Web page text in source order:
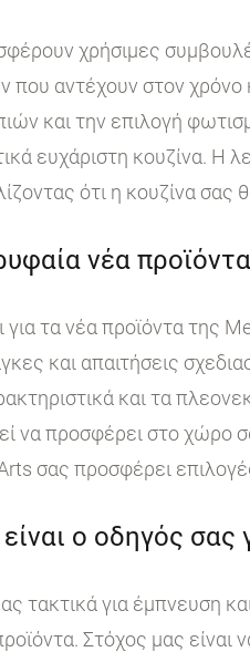
χρήσιμες
που αντέχουν στον χρόνο
και την επιλογή
ευχάριστη κουζίνα. Η
ότι η κουζίνα σας
νέα
τα νέα προϊόντα της
και απαιτήσεις
και τα
να προσφέρει στο χώρο
σας προσφέρει
ο οδηγός σας
τακτικά για έμπνευση
Στόχος μας